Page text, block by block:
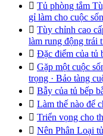
 Tủ phòng tắm
gỉ làm cho cuộc
 Tùy chỉnh cao
làm rung động trái
 Đặc điểm của tủ
 Gặp một cuộc
trọng · Bảo tàng
 Bẫy của tủ bếp
 Làm thế nào để
 Triển vọng cho
 Nên Phân Loại